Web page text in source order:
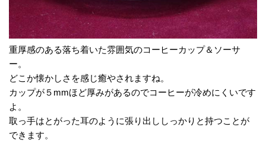
重厚感のある落ち着いた雰囲気のコーヒーカップ＆ソーサ
ー。
どこか懐かしさを感じ癒やされますね。
カップが５mmほど厚みがあるのでコーヒーが冷めにくいです
よ。
取っ手はとがった耳のように張り出ししっかりと持つことが
できます。